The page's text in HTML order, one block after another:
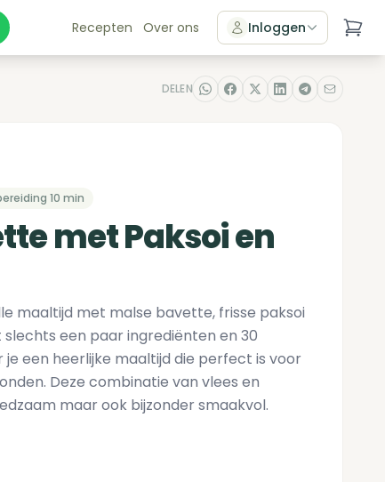
Recepten Over ons Inloggen
DELEN
10 min
met Paksoi en
maaltijd met malse bavette, frisse paksoi
een paar ingrediënten en 30
je een heerlijke maaltijd die perfect is voor
Deze combinatie van vlees en
maar ook bijzonder smaakvol.